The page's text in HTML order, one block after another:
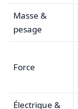
Masse &
pesage
Force
Électrique &